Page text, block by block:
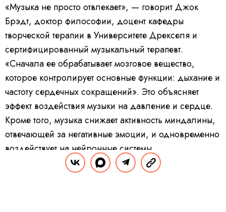
«Музыка не просто отвлекает», — говорит Джок
Брэдт, доктор философии, доцент кафедры
творческой терапии в Университете Дрекселя и
сертифицированный музыкальный терапевт.
«Сначала ее обрабатывает мозговое вещество,
которое контролирует основные функции: дыхание и
частоту сердечных сокращений». Это объясняет
эффект воздействия музыки на давление и сердце.
Кроме того, музыка снижает активность миндалины,
отвечающей за негативные эмоции, и одновременно
воздействует на нейронные системы,
стимулирующие удовольствие. В итоге вы получаете
такой же эффект, как от съеденной шоколадки.